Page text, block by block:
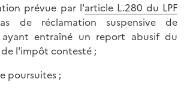
prévue par l'article L.280 du LPF
de réclamation suspensive de
entraîné un report abusif du
l'impôt contesté ;
poursuites ;